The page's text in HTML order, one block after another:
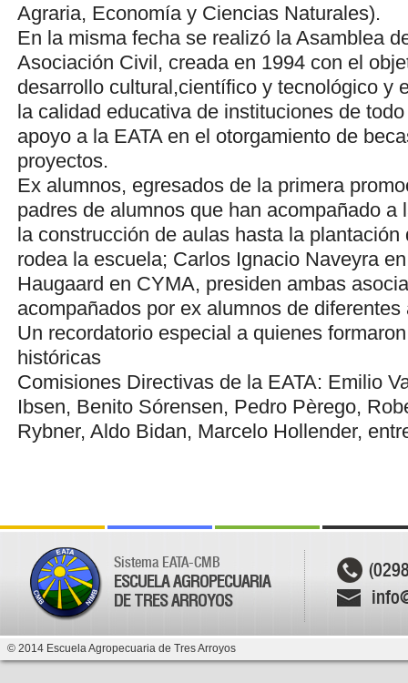
Agraria, Economía y Ciencias Naturales).
En la misma fecha se realizó la Asamblea
Asociación Civil, creada en 1994 con el
desarrollo cultural,científico y tecnológico y
la calidad educativa de instituciones de
apoyo a la EATA en el otorgamiento de
proyectos.
Ex alumnos, egresados de la primera
padres de alumnos que han acompañado a
la construcción de aulas hasta la plantación
rodea la escuela; Carlos Ignacio Naveyra
Haugaard en CYMA, presiden ambas
acompañados por ex alumnos de diferentes
Un recordatorio especial a quienes
históricas
Comisiones Directivas de la EATA: Emilio
Ibsen, Benito Sórensen, Pedro Pèrego,
Rybner, Aldo Bidan, Marcelo Hollender,
Sistema EATA-CMB
ESCUELA AGROPECUARIA
DE TRES ARROYOS
© 2014 Escuela Agropecuaria de Tres Arroyos